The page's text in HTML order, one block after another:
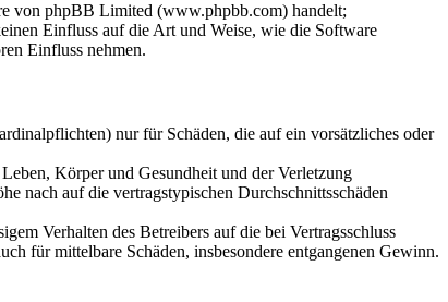
von phpBB Limited (www.phpbb.com) handelt;
Einfluss auf die Art und Weise, wie die Software
Einfluss nehmen.
nur für Schäden, die auf ein vorsätzliches oder
Körper und Gesundheit und der Verletzung
nach auf die vertragstypischen Durchschnittsschäden
Verhalten des Betreibers auf die bei Vertragsschluss
für mittelbare Schäden, insbesondere entgangenen Gewinn.